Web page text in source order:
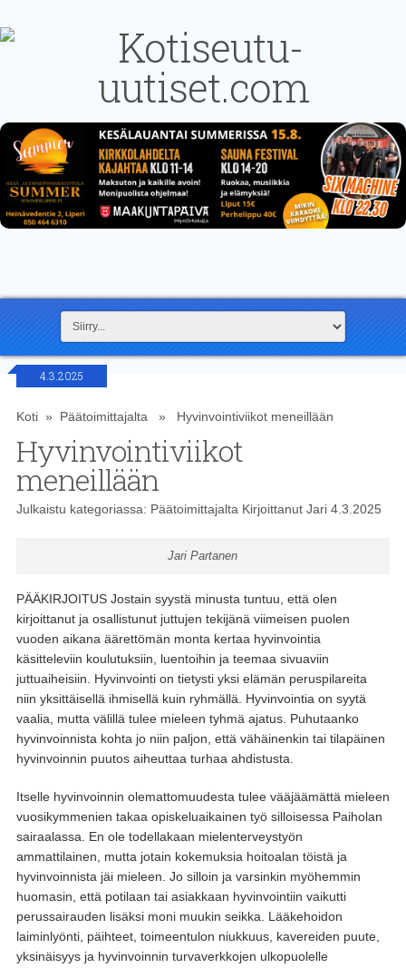
4.3.2025
Koti» Päätoimittajalta» Hyvinvointiviikot meneillään
Hyvinvointiviikot
meneillään
Julkaistu kategoriassa: PäätoimittajaltaKirjoittanut Jari4.3.2025
Jari Partanen
PÄÄKIRJOITUS Jostain syystä minusta tuntuu, että olen
kirjoittanut ja osallistunut juttujen tekijänä viimeisen puolen
vuoden aikana äärettömän monta kertaa hyvinvointia
käsitteleviin koulutuksiin, luentoihin ja teemaa sivuaviin
juttuaiheisiin. Hyvinvointi on tietysti yksi elämän peruspilareita
niin yksittäisellä ihmisellä kuin ryhmällä. Hyvinvointia on syytä
vaalia, mutta välillä tulee mieleen tyhmä ajatus. Puhutaanko
hyvinvoinnista kohta jo niin paljon, että vähäinenkin tai tilapäinen
hyvinvoinnin puutos aiheuttaa turhaa ahdistusta.
Itselle hyvinvoinnin olemattomuudesta tulee vääjäämättä mieleen
vuosikymmenien takaa opiskeluaikainen työ silloisessa Paiholan
sairaalassa. En ole todellakaan mielenterveystyön
ammattilainen, mutta jotain kokemuksia hoitoalan töistä ja
hyvinvoinnista jäi mieleen. Jo silloin ja varsinkin myöhemmin
huomasin, että potilaan tai asiakkaan hyvinvointiin vaikutti
perussairauden lisäksi moni muukin seikka. Lääkehoidon
laiminlyönti, päihteet, toimeentulon niukkuus, kavereiden puute,
yksinäisyys ja hyvinvoinnin turvaverkkojen ulkopuolelle